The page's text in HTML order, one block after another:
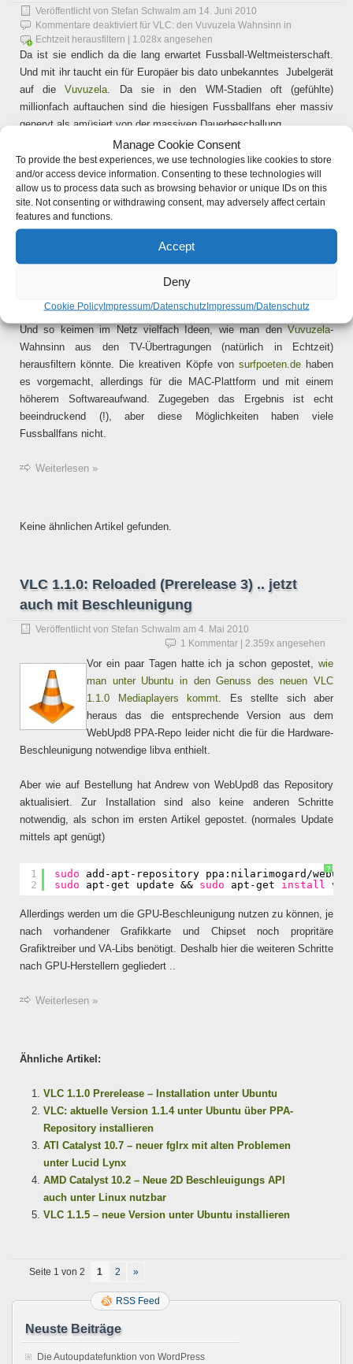
Manage Cookie Consent
To provide the best experiences, we use technologies like cookies to store
and/or access device information. Consenting to these technologies will
allow us to process data such as browsing behavior or unique IDs on this
site. Not consenting or withdrawing consent, may adversely affect certain
features and functions.
Accept
Deny
Cookie PolicyImpressum/DatenschutzImpressum/Datenschutz
Veröffentlicht von Stefan Schwalm am 14. Juni 2010
Kommentare deaktiviert für VLC: den Vuvuzela Wahnsinn in
Echtzeit herausfiltern | 1.028x angesehen
Da ist sie endlich da die lang erwartet Fussball-Weltmeisterschaft.
Und mit ihr taucht ein für Europäer bis dato unbekanntes Jubelgerät
auf dieVuvuzela . Da sie in den WM-Stadien oft (gefühlte)
millionfach auftauchen sind die hiesigen Fussballfans eher massiv
genervt als amüsiert von der massiven Dauerbeschallung.
Und so keimen im Netz vielfach Ideen, wie man denVuvuzela-
Wahnsinn aus den TV-Übertragungen (natürlich in Echtzeit)
herausfiltern könnte. Die kreativen Köpfe von surfpoeten.dehaben
es vorgemacht, allerdings für die MAC-Plattform und mit einem
höherem Softwareaufwand. Zugegeben das Ergebnis ist echt
beeindruckend (!), aber diese Möglichkeiten haben viele
Fussballfans nicht.
Weiterlesen »
Keine ähnlichen Artikel gefunden.
VLC 1.1.0: Reloaded (Prerelease 3) .. jetzt
auch mit Beschleunigung
Veröffentlicht von Stefan Schwalm am 4. Mai 2010
1 Kommentar | 2.359x angesehen
Vor ein paar Tagen hatte ich ja schon gepostet, wie
man unter Ubuntu in den Genuss des neuen VLC
1.1.0 Mediaplayers kommt. Es stellte sich aber
heraus das die entsprechende Version aus dem
WebUpd8 PPA-Repo leider nicht die für die Hardware-
Beschleunigung notwendige libva enthielt.
Aber wie auf Bestellung hat Andrew von WebUpd8 das Repository
aktualisiert. Zur Installation sind also keine anderen Schritte
notwendig, als schon im ersten Artikel gepostet. (normales Update
mittels apt genügt)
?
1
2
sudo add-apt-repository ppa:nilarimogard /
sudo
apt-get update && sudo apt-get install vlc
Allerdings werden um die GPU-Beschleunigung nutzen zu können, je
nach vorhandener Grafikkarte und Chipset noch propritäre
Grafiktreiber und VA-Libs benötigt. Deshalb hier die weiteren Schritte
nach GPU-Herstellern gegliedert ..
Weiterlesen »
Ähnliche Artikel:
VLC 1.1.0 Prerelease – Installation unter Ubuntu
VLC: aktuelle Version 1.1.4 unter Ubuntu über PPA-
Repository installieren
ATI Catalyst 10.7 – neuer fglrx mit alten Problemen
unter Lucid Lynx
AMD Catalyst 10.2 – Neue 2D Beschleuigungs API
auch unter Linux nutzbar
VLC 1.1.5 – neue Version unter Ubuntu installieren
Seite 1 von 2 1 2 »
RSS Feed
Neuste Beiträge
Die Autoupdatefunktion von WordPress